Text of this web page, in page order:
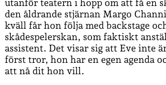
utanför teatern i hopp om att få en
den åldrande stjärnan Margo
kväll får hon följa med backstage
skådespelerskan, som faktiskt
assistent. Det visar sig att Eve inte
först tror, hon har en egen agenda
att nå dit hon vill.